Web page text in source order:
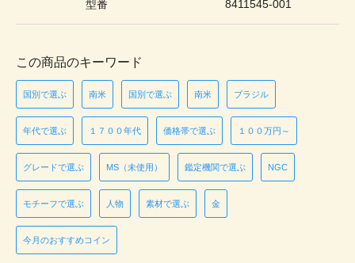
型番 8411545-001
この商品のキーワード
国別で選ぶ 南米 国別で選ぶ 南米 ブラジル
年代で選ぶ １７００年代 価格帯で選ぶ １００万円～
グレードで選ぶ MS（未使用） 鑑定機関で選ぶ NGC
モチーフで選ぶ 人物 素材で選ぶ 金
今月のおすすめコイン